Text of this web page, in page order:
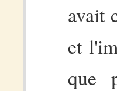
avait
et
que